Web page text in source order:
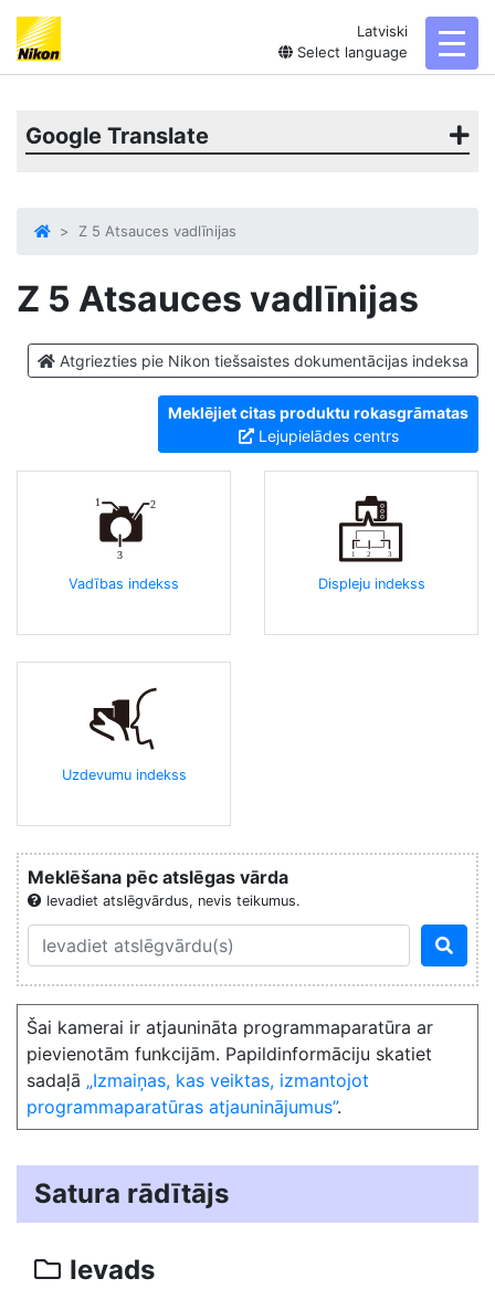
Latviski
Select language
Google Translate
Z 5 Atsauces vadlīnijas
Z 5 Atsauces vadlīnijas
Atgriezties pie Nikon tiešsaistes dokumentācijas indeksa
Meklējiet citas produktu rokasgrāmatas
Lejupielādes centrs
Vadības indekss Displeju indekss
Uzdevumu indekss
Meklēšana pēc atslēgas vārda
Ievadiet atslēgvārdus, nevis teikumus.
Šai kamerai ir atjaunināta programmaparatūra ar
pievienotām funkcijām. Papildinformāciju skatiet
sadaļā
Izmaiņas, kas veiktas, izmantojot
programmaparatūras atjauninājumus .
Satura rādītājs
Ievads